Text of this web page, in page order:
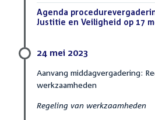
Download
bestand:
Agenda
Justitie en Veiligheid op 17
24 mei 2023
Aanvang middagvergadering:
werkzaamheden
Regeling van werkzaamheden